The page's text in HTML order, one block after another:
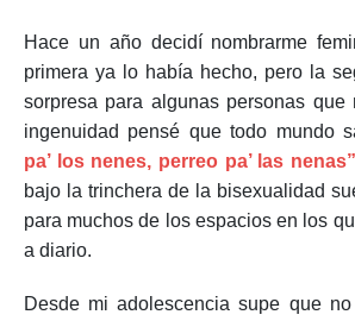
Hace un año decidí nombrarme
primera ya lo había hecho, pero la
sorpresa para algunas personas que
ingenuidad pensé que todo mundo
pa’ los nenes, perreo pa’ las nenas”
bajo la trinchera de la bisexualidad
para muchos de los espacios en los
a diario.
Desde mi adolescencia supe que